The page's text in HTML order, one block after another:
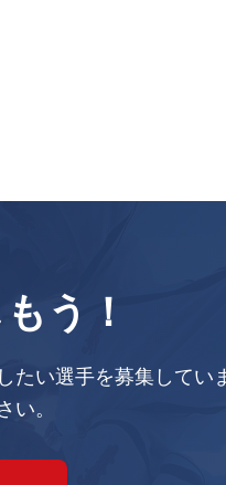
う！
い選手を募集してい
。